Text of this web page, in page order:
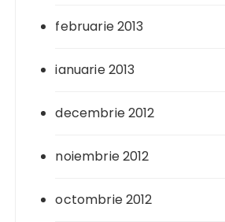
februarie 2013
ianuarie 2013
decembrie 2012
noiembrie 2012
octombrie 2012